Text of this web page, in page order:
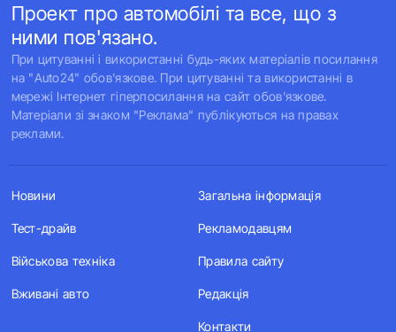
Проект про автомобілі та все, що з
ними пов'язано.
При цитуванні і використанні будь-яких матеріалів посилання
на "Auto24" обов'язкове. При цитуванні та використанні в
мережі Інтернет гіперпосилання на сайт обов'язкове.
Матеріали зі знаком "Реклама" публікуються на правах
реклами.
Новини
Тест-драйв
Військова техніка
Вживані авто
Загальна інформація
Рекламодавцям
Правила сайту
Редакція
Контакти